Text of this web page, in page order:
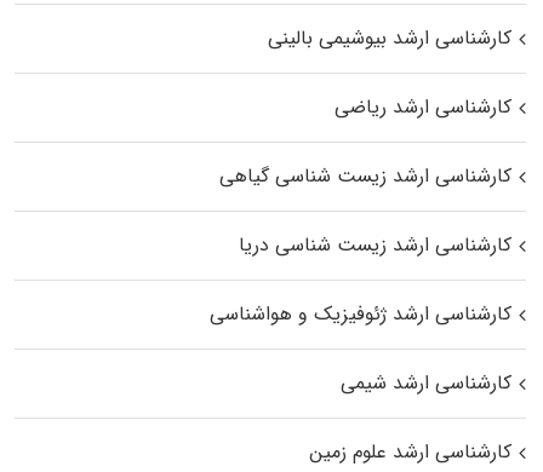
کارشناسی ارشد بیوشیمی بالینی
کارشناسی ارشد ریاضی
کارشناسی ارشد زیست‌ شناسی گیاهی
کارشناسی ارشد زیست‌ شناسی دریا
کارشناسی ارشد ژئوفیزیک و هواشناسی
کارشناسی ارشد شیمی
کارشناسی ارشد علوم زمین